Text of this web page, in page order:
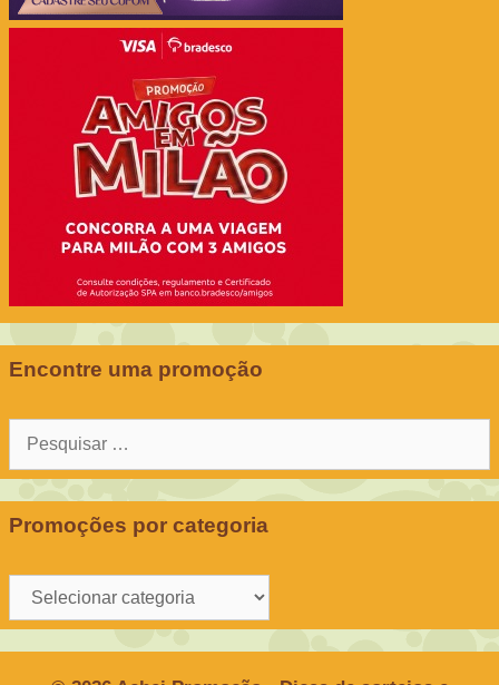
Encontre uma promoção
Pesquisar
Promoções por categoria
Promoções
por